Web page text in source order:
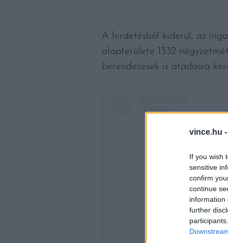
vince.hu -
If you wish
sensitive
confirm
continue
information
further
A hirdetésből kiderül, az
alapterülete 1332
berendezések is átadásra